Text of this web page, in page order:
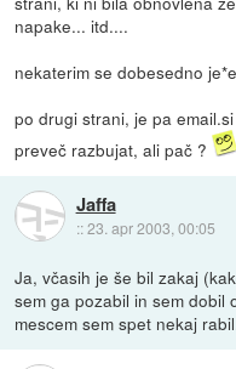
napake... itd....
nekaterim se dobesedno
po drugi strani, je pa
preveč razbujat, ali pač ?
Jaffa
::23. apr 2003, 00:05
Ja, včasih je še bil zakaj
sem ga pozabil in sem dobil
mescem sem spet nekaj